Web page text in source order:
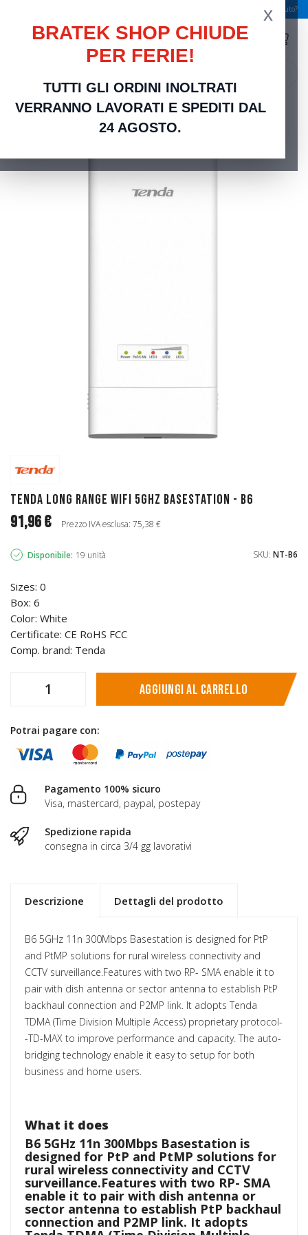
Serve aiuto?
x
BRATEK SHOP CHIUDE
PER FERIE!
TUTTI GLI ORDINI INOLTRATI
VERRANNO LAVORATI E SPEDITI DAL
24 AGOSTO.
Home Networking Rete Casa e Ufficio
Networking | Router, Switch, Modem e
Accessori
Tenda Long range Wifi 5GHz Basestation - B6
Tenda Long range Wifi 5GHz Basestation - B6
91,96 € Prezzo IVA esclusa: 75,38 €
Disponibile: 19 unità SKU: NT-B6
Sizes: 0
Box: 6
Color: White
Certificate: CE RoHS FCC
Comp. brand: Tenda
Aggiungi al carrello
Potrai pagare con:
Pagamento 100% sicuro
Visa, mastercard, paypal, postepay
Spedizione rapida
consegna in circa 3/4 gg lavorativi
Descrizione Dettagli del prodotto
B6 5GHz 11n 300Mbps Basestation is designed for PtP
and PtMP solutions for rural wireless connectivity and
CCTV surveillance.Features with two RP- SMA enable it to
pair with dish antenna or sector antenna to establish PtP
backhaul connection and P2MP link. It adopts Tenda
TDMA (Time Division Multiple Access) proprietary protocol-
-TD-MAX to improve performance and capacity. The auto-
bridging technology enable it easy to setup for both
business and home users.
What it does
B6 5GHz 11n 300Mbps Basestation is
designed for PtP and PtMP solutions for
rural wireless connectivity and CCTV
surveillance.Features with two RP- SMA
enable it to pair with dish antenna or
sector antenna to establish PtP backhaul
connection and P2MP link. It adopts